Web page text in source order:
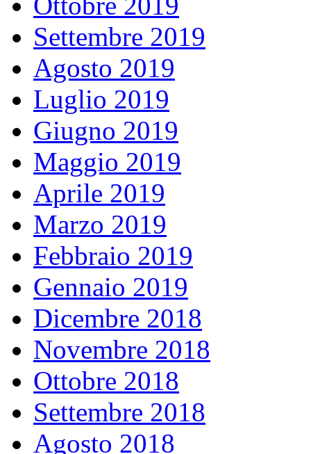
Settembre 2019
Agosto 2019
Luglio 2019
Giugno 2019
Maggio 2019
Aprile 2019
Marzo 2019
Febbraio 2019
Gennaio 2019
Dicembre 2018
Novembre 2018
Ottobre 2018
Settembre 2018
Agosto 2018